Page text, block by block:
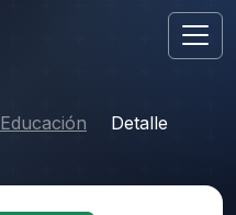
Educación Detalle